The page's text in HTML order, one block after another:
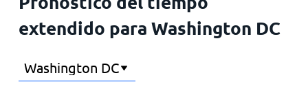
extendido para Washington DC